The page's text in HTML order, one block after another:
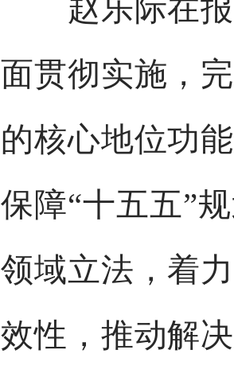
赵乐际在报
面贯彻实施，
的核心地位功
保障“十五五”
领域立法，着
效性，推动解